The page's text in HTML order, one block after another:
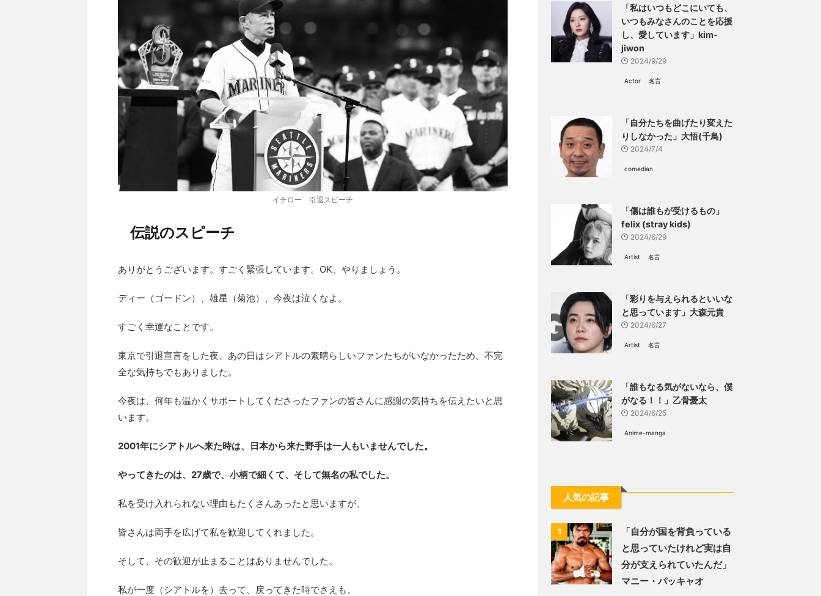
イチロー 引退スピーチ
伝説のスピーチ
ありがとうございます。すごく緊張しています。OK、やりましょう。
ディー（ゴードン）、雄星（菊池）、今夜は泣くなよ。
すごく幸運なことです。
東京で引退宣言をした夜、あの日はシアトルの素晴らしいファンたちがいなかったため、不完
全な気持ちでもありました。
今夜は、何年も温かくサポートしてくださったファンの皆さんに感謝の気持ちを伝えたいと思
います。
2001年にシアトルへ来た時は、日本から来た野手は一人もいませんでした。
やってきたのは、27歳で、小柄で細くて、そして無名の私でした。
私を受け入れられない理由もたくさんあったと思いますが、
皆さんは両手を広げて私を歓迎してくれました。
そして、その歓迎が止まることはありませんでした。
私が一度（シアトルを）去って、戻ってきた時でさえも。
「私はいつもどこにいても、
いつもみなさんのことを応援
し、愛しています」kim-
jiwon
2024/9/29
Actor 名言
「自分たちを曲げたり変えた
りしなかった」大悟(千鳥)
2024/7/4
comedian
「傷は誰もが受けるもの」
felix (stray kids)
2024/6/29
Artist 名言
「彩りを与えられるといいな
と思っています」大森元貴
2024/6/27
Artist 名言
「誰もなる気がないなら、僕
がなる！！」乙骨憂太
2024/6/25
Anime-manga
人気の記事
1
「自分が国を背負っている
と思っていたけれど実は自
分が支えられていたんだ」
マニー・パッキャオ